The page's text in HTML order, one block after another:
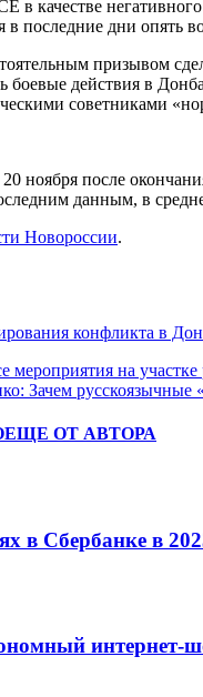
в качестве
последние дни опять
призывом
боевые действия в
советниками
ноября после
данным, в
Новороссии.
конфликта в
мероприятия на
Зачем русскоязычные
ЕЩЕ ОТ АВТОРА
в Сбербанке в
интернет-